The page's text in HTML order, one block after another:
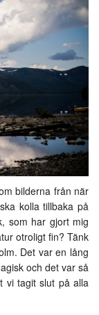
bilderna från när
kolla tillbaka på
som har gjort mig
otroligt fin? Tänk
Det var en lång
och det var så
vi tagit slut på alla